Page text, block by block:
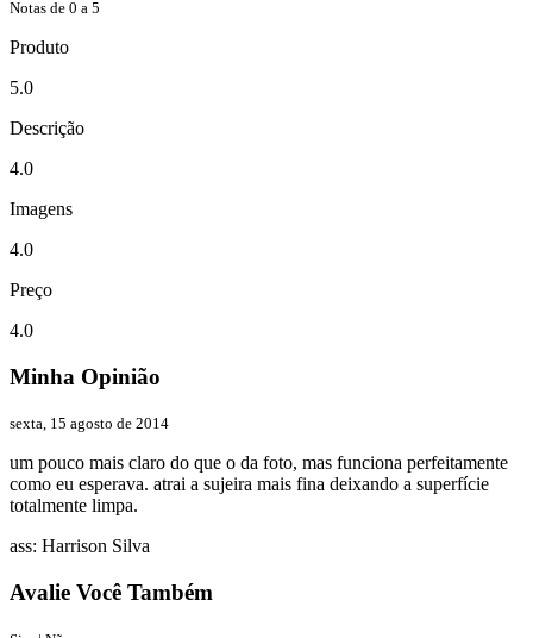
Notas de 0 a 5
Produto
5.0
Descrição
4.0
Imagens
4.0
Preço
4.0
Minha Opinião
sexta, 15 agosto de 2014
um pouco mais claro do que o da foto, mas funciona perfeitamente
como eu esperava. atrai a sujeira mais fina deixando a superfície
totalmente limpa.
ass: Harrison Silva
Avalie Você Também